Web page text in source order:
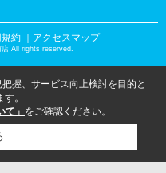
約 ｜アクセスマップ
All rights reserved.
握、サービス向上検討を目的と
。
て」 をご確認ください。